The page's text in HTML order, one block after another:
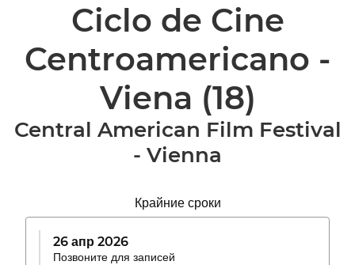
Ciclo de Cine
Centroamericano -
Viena (18)
Central American Film Festival
- Vienna
Крайние сроки
26 апр 2026
Позвоните для записей